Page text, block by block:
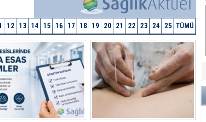
12 13 14 15 16 17 18 19 20 21 22 23 24 25 TÜMÜ